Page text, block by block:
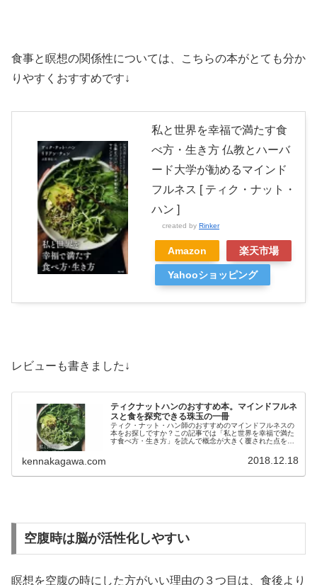
食事と瞑想の関係性については、こちらの本がとても分か
りやすくおすすめです↓
私と世界を幸福で満たす食
べ方・生き方 仏教とハーバ
ード大学が勧めるマインド
フルネス [ ティク・ナット・
ハン ]
created by Rinker
Amazon 楽天市場
Yahooショッピング
レビューも書きました↓
ティクナットハンのおすすめ本。マインドフルネ
スと食を探究できる珠玉の一冊
ティク・ナット・ハン師のおすすめのマインドフルネスの
本をお探しですか？この記事では「私と世界を幸福で満た
す食べ方・生き方」を読んで概念が大きく覆された点を取
kennakagawa.com 2018.12.18
空腹時は脳が活性化しやすい
瞑想を空腹の時にした方がいい理由の３つ目は、食後より